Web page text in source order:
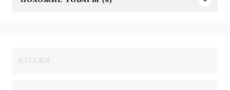
КАТАЛОГ